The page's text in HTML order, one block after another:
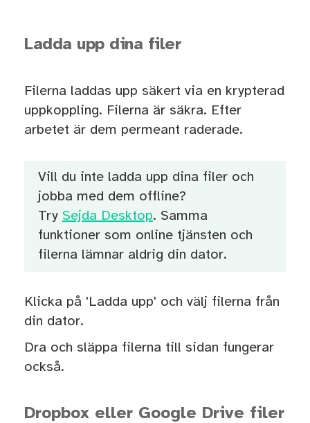
Ladda upp dina filer
Filerna laddas upp säkert via en krypterad
uppkoppling. Filerna är säkra. Efter
arbetet är dem permeant raderade.
Vill du inte ladda upp dina filer och
jobba med dem offline?
Try Sejda Desktop. Samma
funktioner som online tjänsten och
filerna lämnar aldrig din dator.
Klicka på 'Ladda upp' och välj filerna från
din dator.
Dra och släppa filerna till sidan fungerar
också.
Dropbox eller Google Drive filer